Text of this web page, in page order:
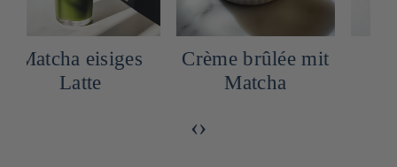
Matcha eisiges
Latte
Crème brûlée mit
Matcha
‹›